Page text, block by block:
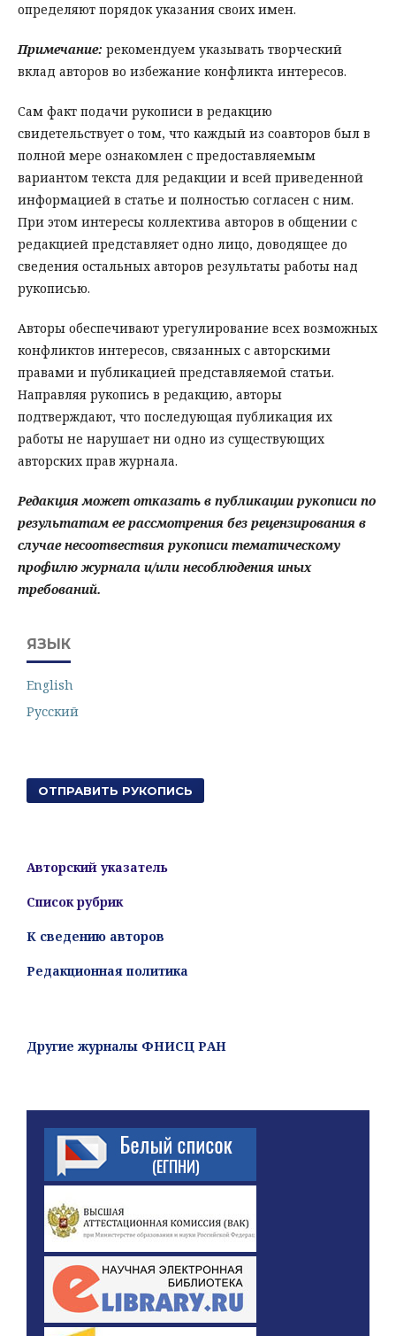
определяют порядок указания своих имен.
Примечание: рекомендуем указывать творческий
вклад авторов во избежание конфликта интересов.
Сам факт подачи рукописи в редакцию
свидетельствует о том, что каждый из соавторов был в
полной мере ознакомлен с предоставляемым
вариантом текста для редакции и всей приведенной
информацией в статье и полностью согласен с ним.
При этом интересы коллектива авторов в общении с
редакцией представляет одно лицо, доводящее до
сведения остальных авторов результаты работы над
рукописью.
Авторы обеспечивают урегулирование всех возможных
конфликтов интересов, связанных с авторскими
правами и публикацией представляемой статьи.
Направляя рукопись в редакцию, авторы
подтверждают, что последующая публикация их
работы не нарушает ни одно из существующих
авторских прав журнала.
Редакция может отказать в публикации рукописи по
результатам ее рассмотрения без рецензирования в
случае несоотвествия рукописи тематическому
профилю журнала и/или несоблюдения иных
требований.
ЯЗЫК
English
Русский
ОТПРАВИТЬ РУКОПИСЬ
Авторский указатель
Список рубрик
К сведению авторов
Редакционная политика
Другие журналы ФНИСЦ РАН